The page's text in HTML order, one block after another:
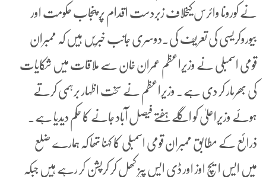
نے کورونا وائرس کیخلاف زبردست اقدام پر پنجاب حکومت اور
بیوروکریسی کی تعریف کی۔دوسری جانب خبریں ہیں کہ ممبران
قومی اسمبلی نے وزیراعظم عمران خان سے ملاقات میں شکایات
کی بھرمار کر دی ہے۔ وزیراعظم نے سخت اظہار برہمی کرتے
ہوئے وزیراعلیٰ کو اگلے ہفتے فیصل آباد جانے کا حکم دیدیا ہے۔
ذرائع کے مطابق ممبران قومی اسمبلی کا کہنا تھا کہ ہمارے ضلع
میں ایس ایچ اوز اور ڈی ایس پیز کھل کر کرپشن کر رہے ہیں جبکہ